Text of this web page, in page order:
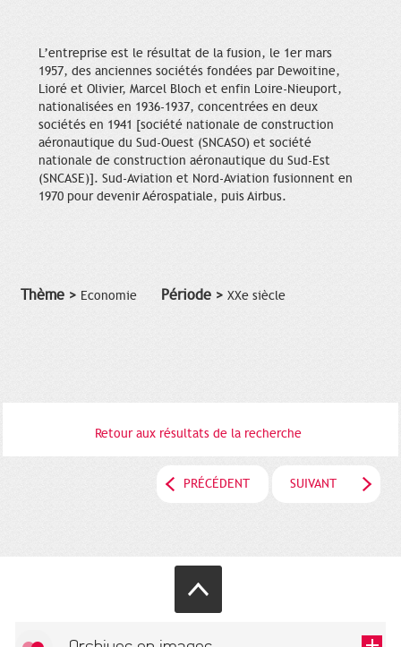
L’entreprise est le résultat de la fusion, le 1er mars
1957, des anciennes sociétés fondées par Dewoitine,
Lioré et Olivier, Marcel Bloch et enfin Loire-Nieuport,
nationalisées en 1936-1937, concentrées en deux
sociétés en 1941 [société nationale de construction
aéronautique du Sud-Ouest (SNCASO) et société
nationale de construction aéronautique du Sud-Est
(SNCASE)]. Sud-Aviation et Nord-Aviation fusionnent en
1970 pour devenir Aérospatiale, puis Airbus.
Thème > Economie Période > XXe siècle
Retour aux résultats de la recherche
PRÉCÉDENT SUIVANT